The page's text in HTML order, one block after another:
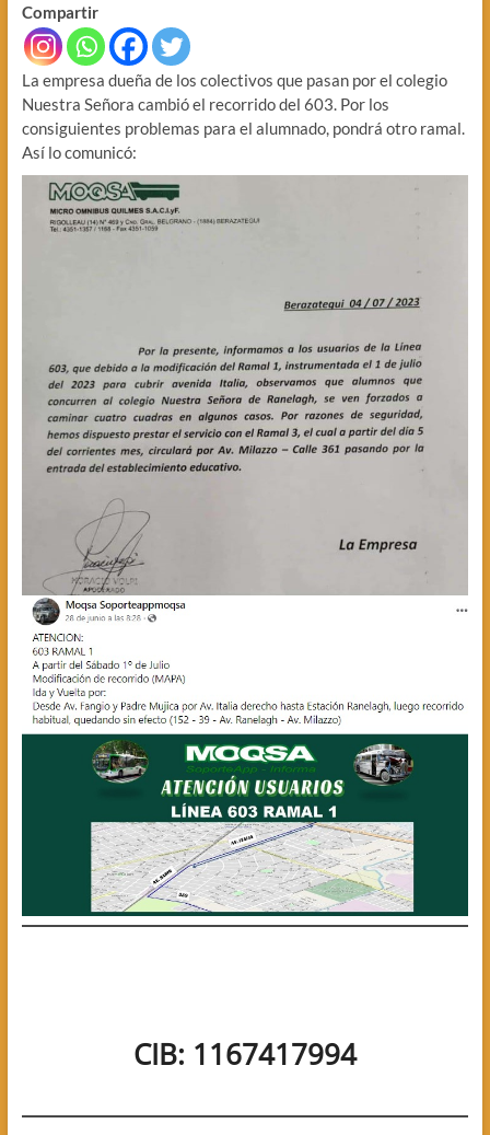
Compartir
La empresa dueña de los colectivos que pasan por el colegio
Nuestra Señora cambió el recorrido del 603. Por los
consiguientes problemas para el alumnado, pondrá otro ramal.
Así lo comunicó:
CIB: 1167417994